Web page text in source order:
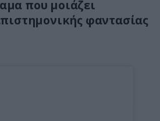
που μοιάζει
φαντασίας